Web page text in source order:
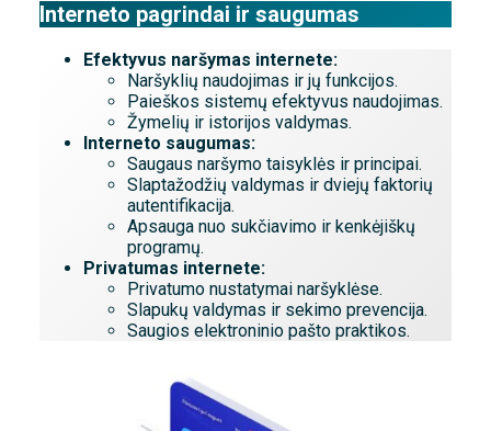
Interneto pagrindai ir saugumas
Efektyvus naršymas internete:
Naršyklių naudojimas ir jų funkcijos.
Paieškos sistemų efektyvus naudojimas.
Žymelių ir istorijos valdymas.
Interneto saugumas:
Saugaus naršymo taisyklės ir principai.
Slaptažodžių valdymas ir dviejų faktorių
autentifikacija.
Apsauga nuo sukčiavimo ir kenkėjiškų
programų.
Privatumas internete:
Privatumo nustatymai naršyklėse.
Slapukų valdymas ir sekimo prevencija.
Saugios elektroninio pašto praktikos.